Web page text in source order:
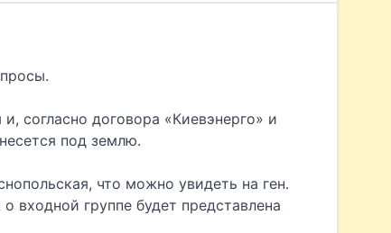
согласно договора «Киевэнерго» и
под землю.
что можно увидеть на ген.
входной группе будет представлена